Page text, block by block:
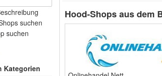
suchen
suchen
Kategorien
Hood-Shops aus dem